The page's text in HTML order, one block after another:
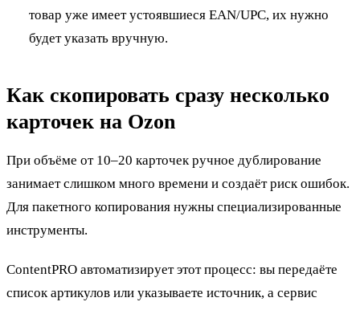
товар уже имеет устоявшиеся EAN/UPC, их нужно
будет указать вручную.
Как скопировать сразу несколько
карточек на Ozon
При объёме от 10–20 карточек ручное дублирование
занимает слишком много времени и создаёт риск ошибок.
Для пакетного копирования нужны специализированные
инструменты.
ContentPRO автоматизирует этот процесс: вы передаёте
список артикулов или указываете источник, а сервис